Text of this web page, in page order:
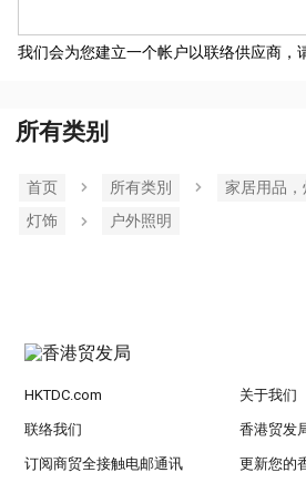
我们会为您建立一个帐户以联络供应商，
所有类别
首页 所有类別
家居用品
灯饰
户外照明
HKTDC.com 关于我们
联络我们 香港贸发
订阅商贸全接触电邮通讯 更新您的